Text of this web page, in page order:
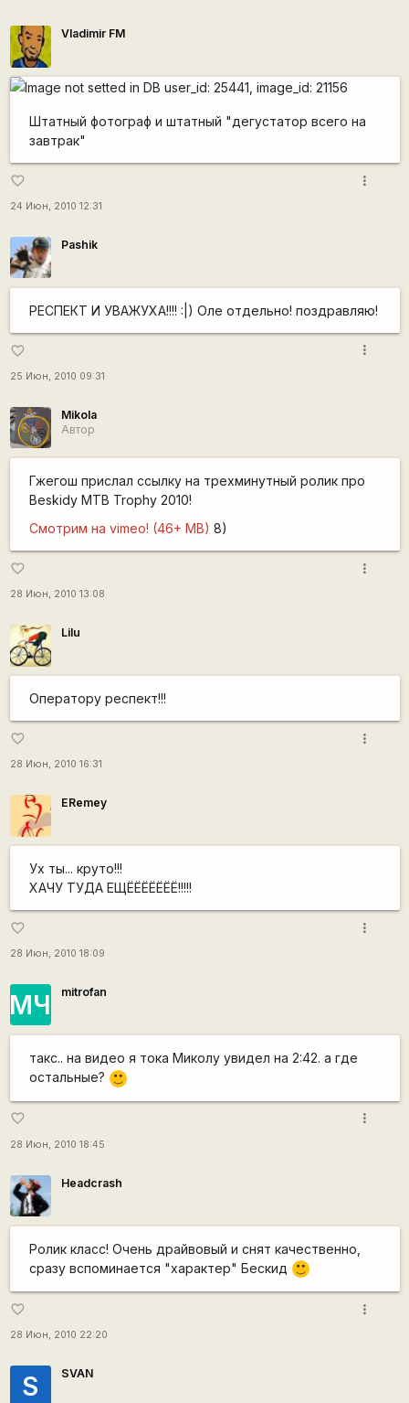
Vladimir FM
Штатный фотограф и штатный "дегустатор всего на
завтрак"
favorite_border
24 Июн, 2010 12:31
more_vert
Pashik
РЕСПЕКТ И УВАЖУХА!!!! :|) Оле отдельно! поздравляю!
favorite_border
25 Июн, 2010 09:31
more_vert
Mikola
Автор
Гжегош прислал ссылку на трехминутный ролик про
Beskidy MTB Trophy 2010!
Смотрим на vimeo! (46+ MB) 8)
favorite_border
28 Июн, 2010 13:08
more_vert
Lilu
Оператору респект!!!
favorite_border
28 Июн, 2010 16:31
more_vert
ERemey
Ух ты... круто!!!
ХАЧУ ТУДА ЕЩЁЁЁЁЁЁЁ!!!!!
favorite_border
28 Июн, 2010 18:09
more_vert
МЧ mitrofan
такс.. на видео я тока Миколу увидел на 2:42. а где
остальные?
:)
favorite_border
28 Июн, 2010 18:45
more_vert
Headcrash
Ролик класс! Очень драйвовый и снят качественно,
сразу вспоминается "характер" Бескид
:)
favorite_border
28 Июн, 2010 22:20
more_vert
S SVAN